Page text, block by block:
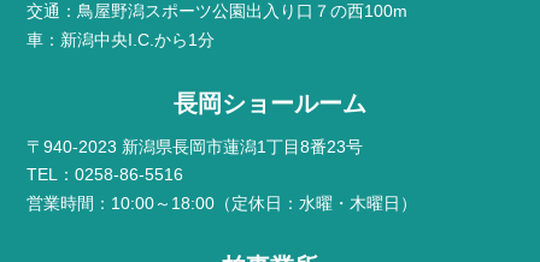
交通：鳥屋野潟スポーツ公園出入り口７の西100m
車：新潟中央I.C.から1分
長岡ショールーム
〒940-2023 新潟県長岡市蓮潟1丁目8番23号
TEL：0258-86-5516
営業時間：10:00～18:00（定休日：水曜・木曜日）